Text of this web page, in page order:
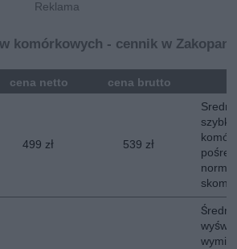
komórkowych - cennik w
cena netto cena brutto
499 zł 539 zł
Sredni
szybki
Średni